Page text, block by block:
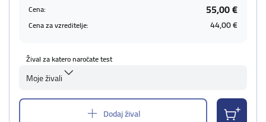
Cena: 55,00 €
Cena za vzreditelje: 44,00 €
Žival za katero naročate test
Moje živali
Dodaj žival